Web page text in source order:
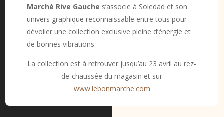
Marché Rive Gauche s’associe à Soledad et son
univers graphique reconnaissable entre tous pour
dévoiler une collection exclusive pleine d’énergie et
de bonnes vibrations.
La collection est à retrouver jusqu’au 23 avril au rez-
de-chaussée du magasin et sur
www.lebonmarche.com